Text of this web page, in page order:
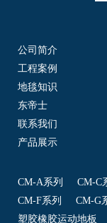
公司简介
工程案例
地毯知识
东帝士
联系我们
产品展示
CM-A系列 CM-C
CM-F系列
CM-G
塑胶橡胶运动地板